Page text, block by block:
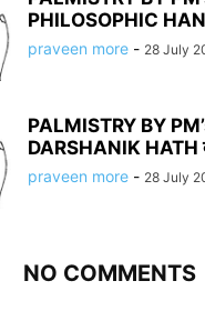
PHILOSOPHIC
praveen more - 28 July
PALMISTRY BY
DARSHANIK HATH
praveen more - 28 July
NO COMMENTS